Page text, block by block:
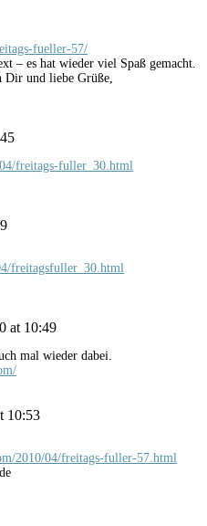
fueller-57/
– es hat wieder viel Spaß gemacht.
Dir und liebe Grüße,
freitags-fuller_30.html
freitagsfuller_30.html
at 10:49
mal wieder dabei.
10:53
2010/04/freitags-fuller-57.html